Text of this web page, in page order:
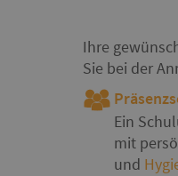
Ihre
Sie bei der
Ein
mit
und